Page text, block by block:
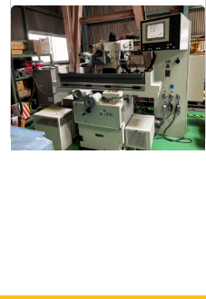
平面研削盤
メーカー ユング
形 式JF-420N
年 式2006